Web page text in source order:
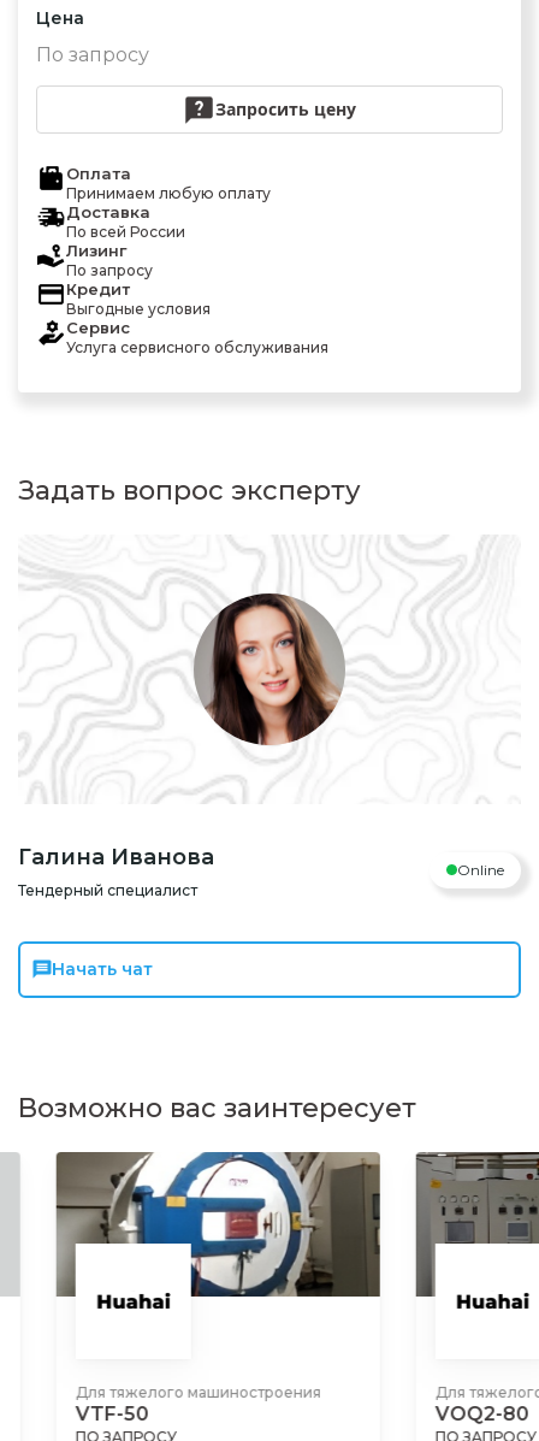
Цена
По запросу
Запросить цену
Оплата
Принимаем любую оплату
Доставка
По всей России
Лизинг
По запросу
Кредит
Выгодные условия
Сервис
Услуга сервисного обслуживания
Задать вопрос эксперту
Галина Иванова
Тендерный специалист
Online
Начать чат
Возможно вас заинтересует
Для тяжелого машиностроения
VTF-50
ПО ЗАПРОСУ
Для тяжелого
VOQ2-80
ПО ЗАПРОСУ